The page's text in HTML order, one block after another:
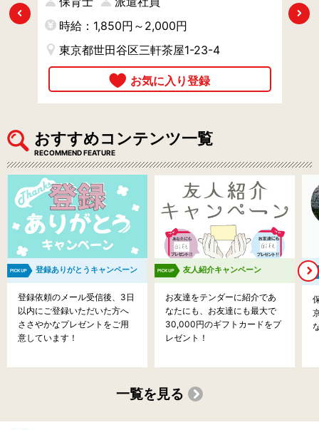
Previous
時給：1,850円～2,000円
東京都世田谷区三軒茶屋1-23-4
Next
おすすめコンテンツ一覧
RECOMMEND FEATURE
登録ありがとうキャンペーン
登録依頼のメール受信後、3日
以内にご登録いただいた方へ
ささやかなプレゼントをご用
意しています！
友人紹介キャンペーン
お友達をテンダーに紹介であ
なたにも、お友達にも最大で
30,000円のギフトカードをプ
レゼント！
一覧を見る